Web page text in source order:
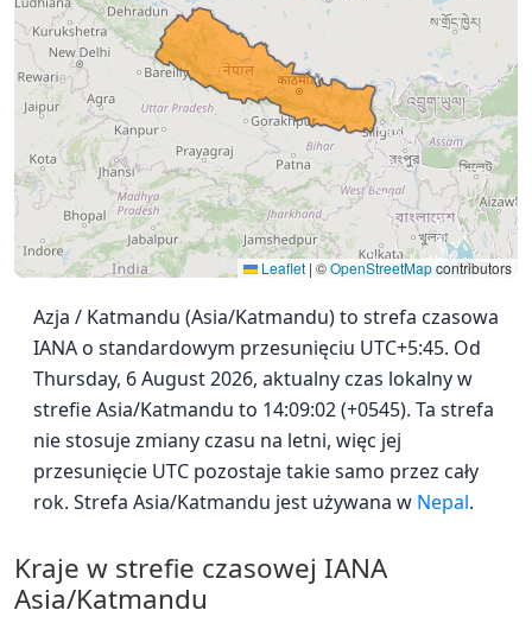
Leaflet | ©OpenStreetMapcontributors
Azja / Katmandu (Asia/Katmandu) to strefa czasowa
IANA o standardowym przesunięciu UTC+5:45. Od
Thursday, 6 August 2026, aktualny czas lokalny w
strefie Asia/Katmandu to 14:09:02 (+0545). Ta strefa
nie stosuje zmiany czasu na letni, więc jej
przesunięcie UTC pozostaje takie samo przez cały
rok. Strefa Asia/Katmandu jest używana w Nepal.
Kraje w strefie czasowej IANA
Asia/Katmandu